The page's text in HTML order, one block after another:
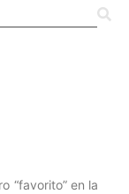
“favorito” en la